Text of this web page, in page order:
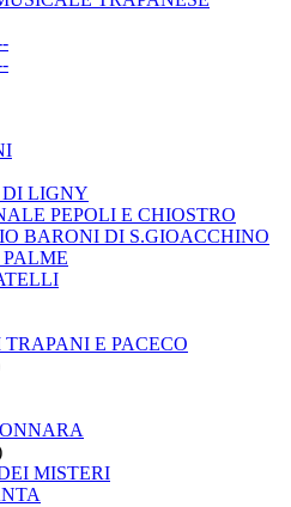
DI LIGNY
PEPOLI E CHIOSTRO
BARONI DI S.GIOACCHINO
E PACECO
MISTERI